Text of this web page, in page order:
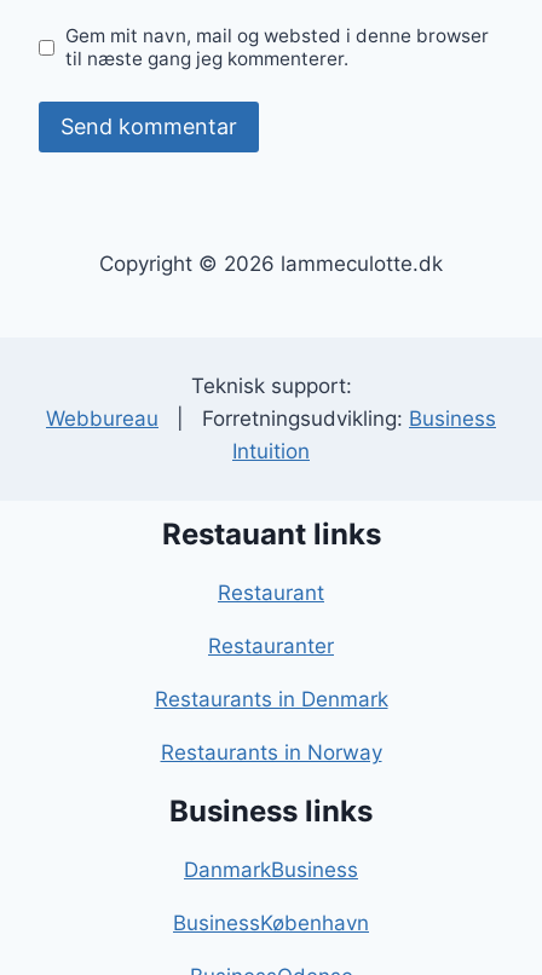
Gem mit navn, mail og websted i denne browser
til næste gang jeg kommenterer.
Copyright © 2026 lammeculotte.dk
Teknisk support:
Webbureau | Forretningsudvikling: Business
Intuition
Restauant links
Restaurant
Restauranter
Restaurants in Denmark
Restaurants in Norway
Business links
DanmarkBusiness
BusinessKøbenhavn